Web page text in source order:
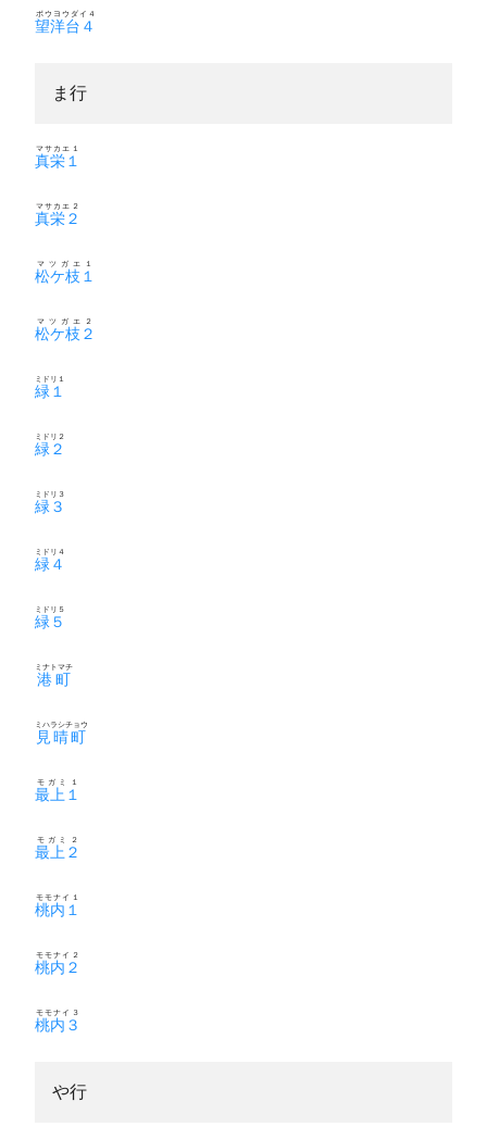
望洋台４
ボウヨウダイ４
ま行
真栄１
マサカエ１
真栄２
マサカエ２
松ケ枝１
マツガエ１
松ケ枝２
マツガエ２
緑１
ミドリ１
緑２
ミドリ２
緑３
ミドリ３
緑４
ミドリ４
緑５
ミドリ５
港町
ミナトマチ
見晴町
ミハラシチョウ
最上１
モガミ１
最上２
モガミ２
桃内１
モモナイ１
桃内２
モモナイ２
桃内３
モモナイ３
や行